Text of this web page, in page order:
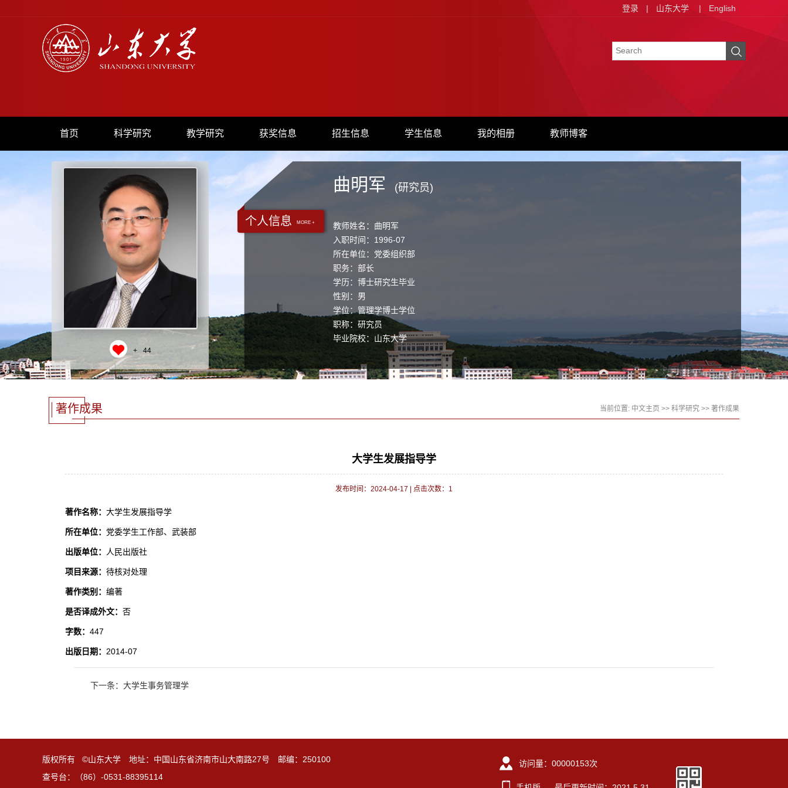
登录 | 山东大学 | English
首页 科学研究 教学研究 获奖信息 招生信息 学生信息 我的相册 教师博客
+ 44
个人信息 MORE +
曲明军 (研究员)
教师姓名：曲明军
入职时间：1996-07
所在单位：党委组织部
职务：部长
学历：博士研究生毕业
性别：男
学位：管理学博士学位
职称：研究员
毕业院校：山东大学
著作成果 当前位置: 中文主页 >> 科学研究 >> 著作成果
大学生发展指导学
发布时间：2024-04-17 点击次数： 1
著作名称： 大学生发展指导学
所在单位： 党委学生工作部、武装部
出版单位： 人民出版社
项目来源： 待核对处理
著作类别： 编著
是否译成外文： 否
字数： 447
出版日期： 2014-07
下一条：大学生事务管理学
版权所有 ©山东大学 地址：中国山东省济南市山大南路27号 邮编：250100
查号台：（86）-0531-88395114
访问量： 00000153次